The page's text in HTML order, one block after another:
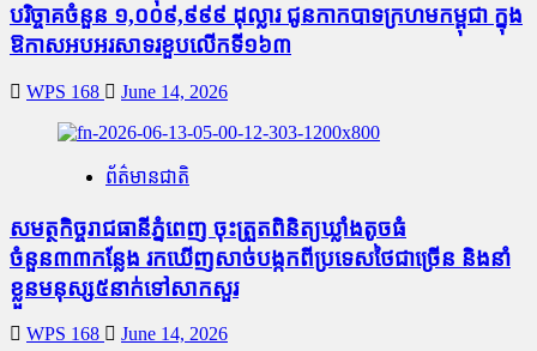
បរិច្ចាគចំនួន ១,០០៩,៩៩៩ ដុល្លារ ជូនកាកបាទក្រហមកម្ពុជា ក្នុង
ឱកាសអបអរសាទរខួបលើកទី១៦៣
WPS 168 June 14, 2026
ព័ត៌មានជាតិ
សមត្ថកិច្ចរាជធានីភ្នំពេញ ចុះត្រួតពិនិត្យឃ្លាំងតូច​ធំ​
ចំនួន៣៣កន្លែង រក​ឃើញសាច់បង្កកពីប្រទេសថៃជាច្រើន និងនាំ
ខ្លួនមនុស្ស៥នាក់ទៅសាកសួរ
WPS 168 June 14, 2026